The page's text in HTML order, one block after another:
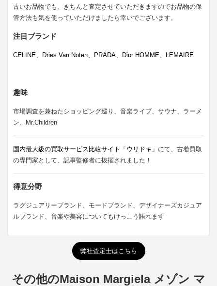
古いお品物でも、きちんと査定させていただきますのでお品物の保
管方法も気を使っていただけましたら幸いでございます。
注目ブランド
CELINE、 Dries Van Noten、 PRADA、 Dior HOMME、 LEMAIRE
趣味
市場調査を兼ねたショッピング巡り、音楽ライブ、サウナ、ラーメ
ン、Mr.Children
国内最大級の買取サービス比較サイト「ウリドキ」 にて、古着買取
の専門家として、記事監修者に抜擢されました！
得意分野
ラグジュアリーブランド、モードブランド、デザイナーズカジュア
ルブランド、音楽や美容についてもけっこう語れます
弊社査定士はこちら
その他のMaison Margiela メゾン マ